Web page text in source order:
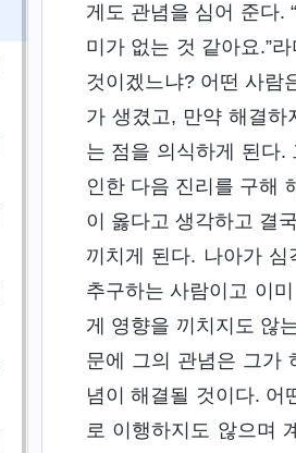
게도 관념을 심어 준다.
미가 없는 것 같아요.”
것이겠느냐? 어떤 사람
가 생겼고, 만약 해결
는 점을 의식하게 된다.
인한 다음 진리를 구해
이 옳다고 생각하고 결
끼치게 된다. 나아가
추구하는 사람이고 이
게 영향을 끼치지도 않
문에 그의 관념은 그가
념이 해결될 것이다. 어
로 이행하지도 않으며